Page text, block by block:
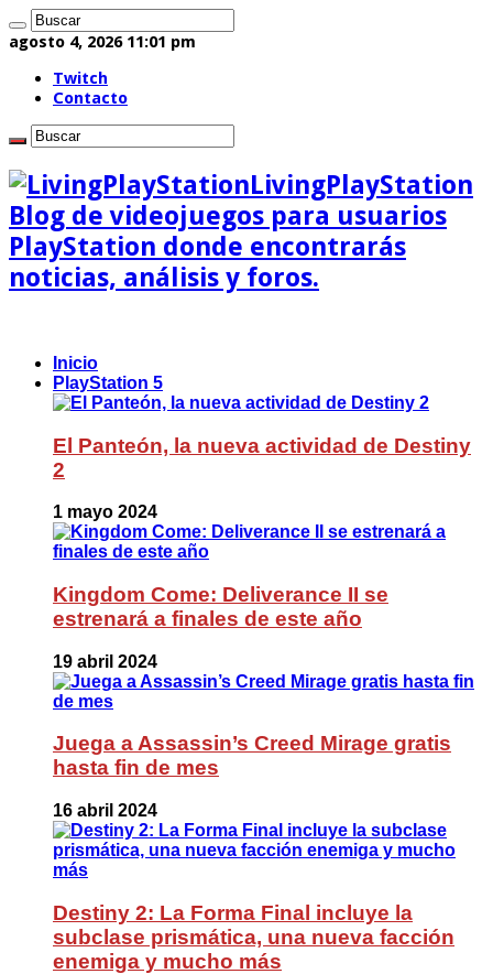
agosto 4, 2026 11:01 pm
Twitch
Contacto
LivingPlayStation
Blog de videojuegos para usuarios
PlayStation donde encontrarás
noticias, análisis y foros.
Inicio
PlayStation 5
El Panteón, la nueva actividad de Destiny
2
1 mayo 2024
Kingdom Come: Deliverance II se
estrenará a finales de este año
19 abril 2024
Juega a Assassin’s Creed Mirage gratis
hasta fin de mes
16 abril 2024
Destiny 2: La Forma Final incluye la
subclase prismática, una nueva facción
enemiga y mucho más